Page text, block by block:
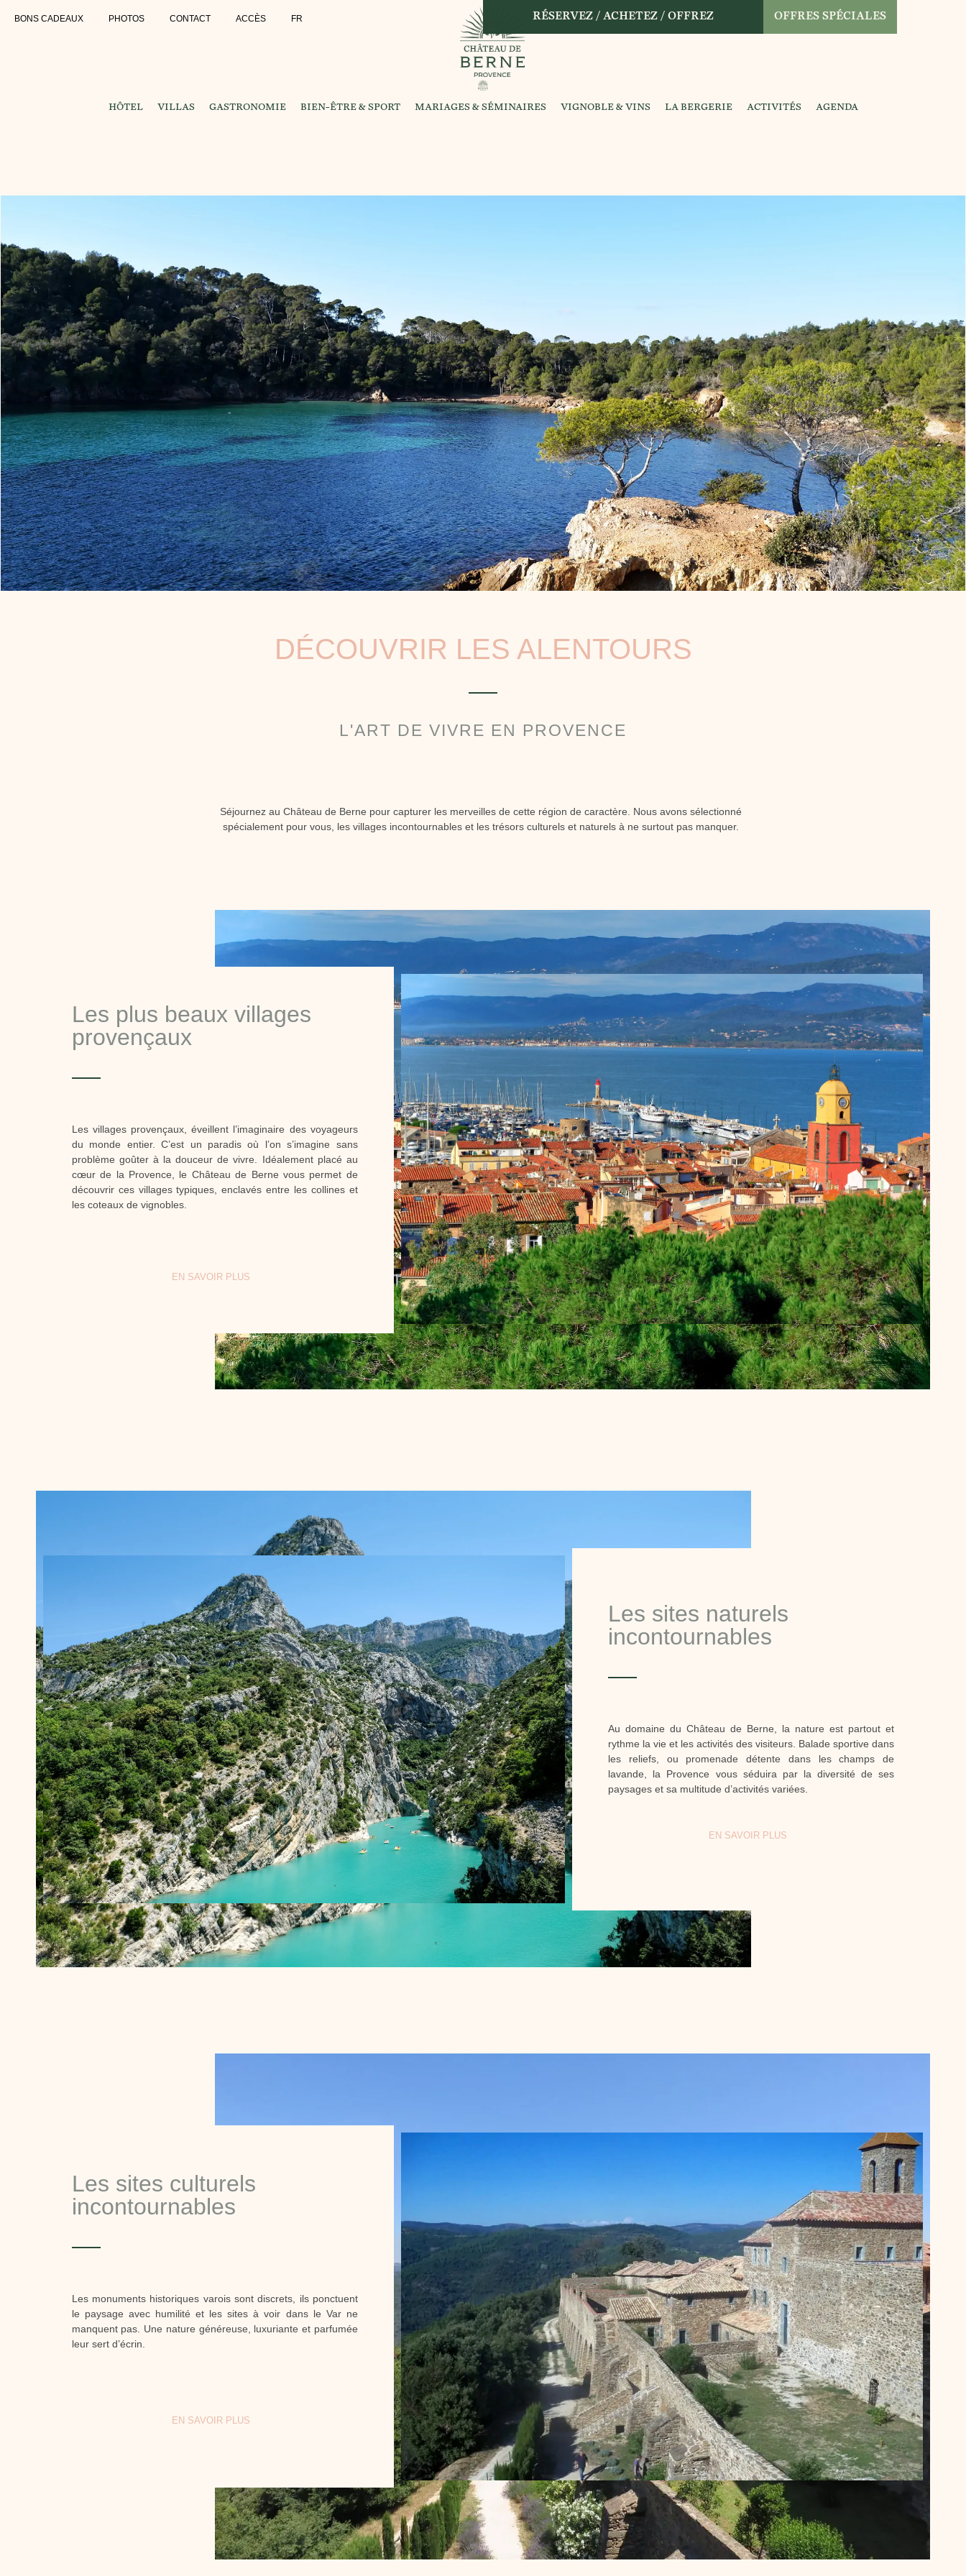
BONS CADEAUX PHOTOS CONTACT ACCÈS FR RÉSERVEZ / ACHETEZ / OFFREZ OFFRES SPÉCIALES
HÔTEL VILLAS GASTRONOMIE BIEN-ÊTRE & SPORT MARIAGES & SÉMINAIRES VIGNOBLE & VINS LA BERGERIE ACTIVITÉS AGENDA
DÉCOUVRIR LES ALENTOURS
L'ART DE VIVRE EN PROVENCE
Séjournez au Château de Berne pour capturer les merveilles de cette région de caractère. Nous avons sélectionné
spécialement pour vous, les villages incontournables et les trésors culturels et naturels à ne surtout pas manquer.
Les plus beaux villages
provençaux
Les villages provençaux, éveillent l’imaginaire des voyageurs
du monde entier. C’est un paradis où l’on s’imagine sans
problème goûter à la douceur de vivre. Idéalement placé au
cœur de la Provence, le Château de Berne vous permet de
découvrir ces villages typiques, enclavés entre les collines et
les coteaux de vignobles.
EN SAVOIR PLUS
Les sites naturels
incontournables
Au domaine du Château de Berne, la nature est partout et
rythme la vie et les activités des visiteurs. Balade sportive dans
les reliefs, ou promenade détente dans les champs de
lavande, la Provence vous séduira par la diversité de ses
paysages et sa multitude d’activités variées.
EN SAVOIR PLUS
Les sites culturels
incontournables
Les monuments historiques varois sont discrets, ils ponctuent
le paysage avec humilité et les sites à voir dans le Var ne
manquent pas. Une nature généreuse, luxuriante et parfumée
leur sert d’écrin.
EN SAVOIR PLUS